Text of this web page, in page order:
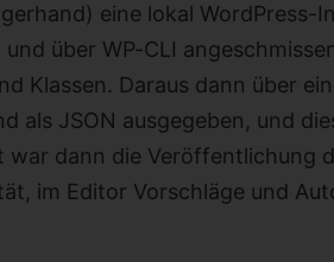
eine lokal WordPress-
über WP-CLI
Klassen. Daraus dann über
als JSON ausgegeben, und
dann die Veröffentlichung
im Editor Vorschläge und